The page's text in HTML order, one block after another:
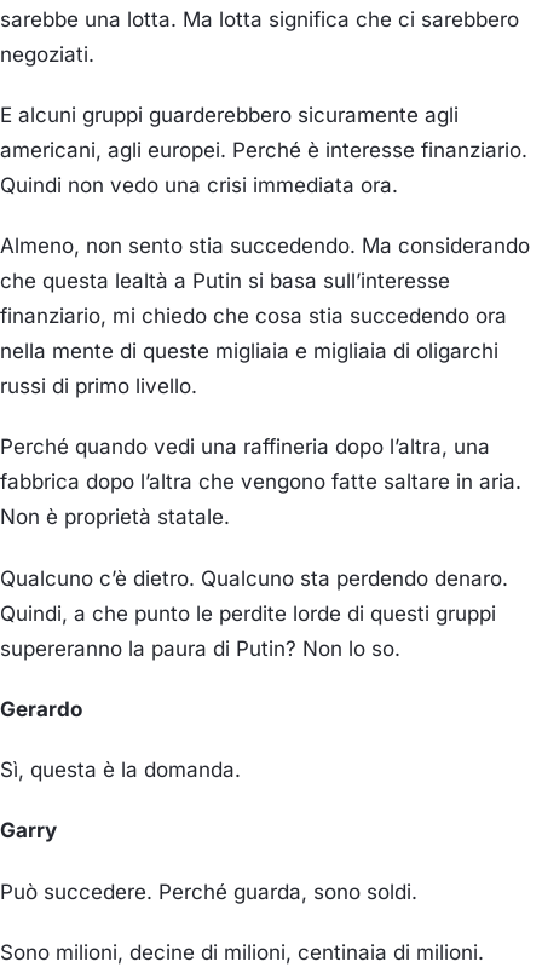
sarebbe una lotta. Ma lotta significa che ci sarebbero
negoziati.
E alcuni gruppi guarderebbero sicuramente agli
americani, agli europei. Perché è interesse finanziario.
Quindi non vedo una crisi immediata ora.
Almeno, non sento stia succedendo. Ma considerando
che questa lealtà a Putin si basa sull’interesse
finanziario, mi chiedo che cosa stia succedendo ora
nella mente di queste migliaia e migliaia di oligarchi
russi di primo livello.
Perché quando vedi una raffineria dopo l’altra, una
fabbrica dopo l’altra che vengono fatte saltare in aria.
Non è proprietà statale.
Qualcuno c’è dietro. Qualcuno sta perdendo denaro.
Quindi, a che punto le perdite lorde di questi gruppi
supereranno la paura di Putin? Non lo so.
Gerardo
Sì, questa è la domanda.
Garry
Può succedere. Perché guarda, sono soldi.
Sono milioni, decine di milioni, centinaia di milioni.